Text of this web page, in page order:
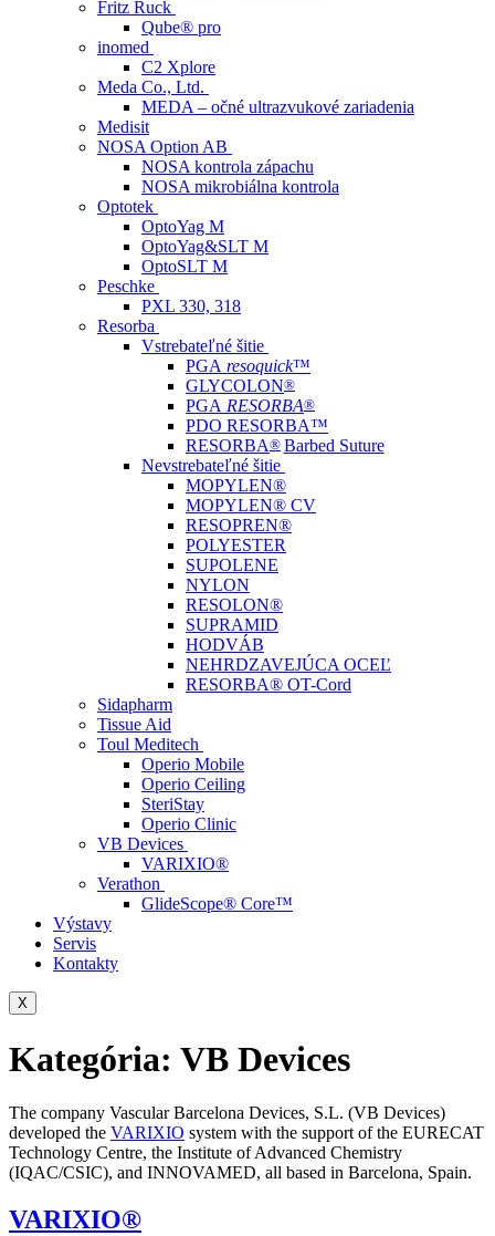
Fritz Ruck
Qube® pro
inomed
C2 Xplore
Meda Co., Ltd.
MEDA – očné ultrazvukové zariadenia
Medisit
NOSA Option AB
NOSA kontrola zápachu
NOSA mikrobiálna kontrola
Optotek
OptoYag M
OptoYag&SLT M
OptoSLT M
Peschke
PXL 330, 318
Resorba
Vstrebateľné šitie
PGA resoquick™
GLYCOLON®
PGA RESORBA®
PDO RESORBA™
RESORBA® Barbed Suture
Nevstrebateľné šitie
MOPYLEN®
MOPYLEN® CV
RESOPREN®
POLYESTER
SUPOLENE
NYLON
RESOLON®
SUPRAMID
HODVÁB
NEHRDZAVEJÚCA OCEĽ
RESORBA® OT-Cord
Sidapharm
Tissue Aid
Toul Meditech
Operio Mobile
Operio Ceiling
SteriStay
Operio Clinic
VB Devices
VARIXIO®
Verathon
GlideScope® Core™
Výstavy
Servis
Kontakty
X
Kategória: VB Devices
The company Vascular Barcelona Devices, S.L. (VB Devices)
developed the VARIXIO system with the support of the EURECAT
Technology Centre, the Institute of Advanced Chemistry
(IQAC/CSIC), and INNOVAMED, all based in Barcelona, Spain.
VARIXIO®